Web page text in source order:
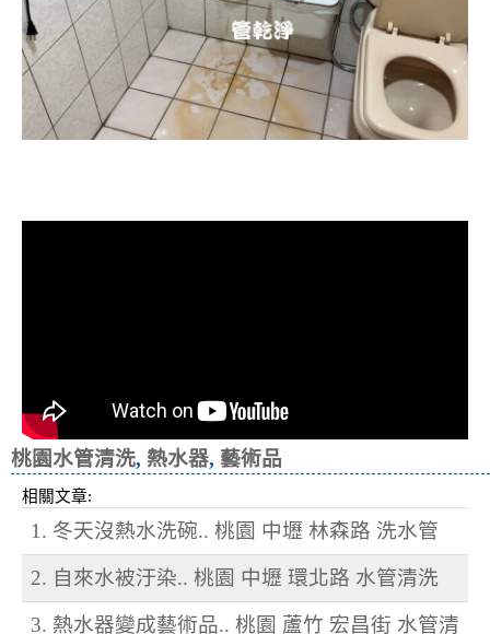
桃園水管清洗, 熱水器, 藝術品
相關文章:
1. 冬天沒熱水洗碗.. 桃園 中壢 林森路 洗水管
2. 自來水被汙染.. 桃園 中壢 環北路 水管清洗
3. 熱水器變成藝術品.. 桃園 蘆竹 宏昌街 水管清